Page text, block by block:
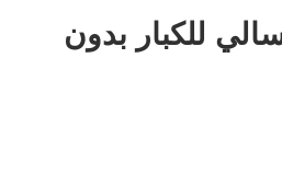
للكبار بدون